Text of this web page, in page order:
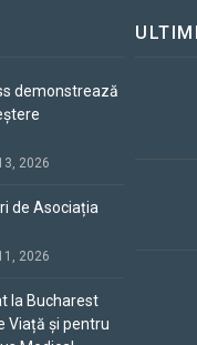
demonstrează
2026
de Asociația
2026
la Bucharest
Viață și pentru